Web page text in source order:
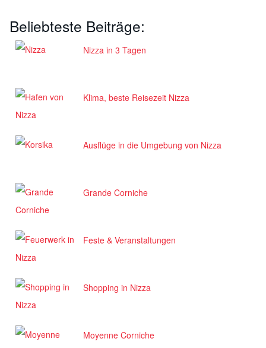
Beliebteste Beiträge:
Nizza in 3 Tagen
Klima, beste Reisezeit Nizza
Ausflüge in die Umgebung von Nizza
Grande Corniche
Feste & Veranstaltungen
Shopping in Nizza
Moyenne Corniche